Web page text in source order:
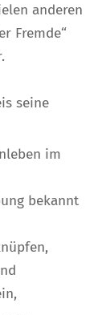
anderen
Fremde“
seine
im
bekannt